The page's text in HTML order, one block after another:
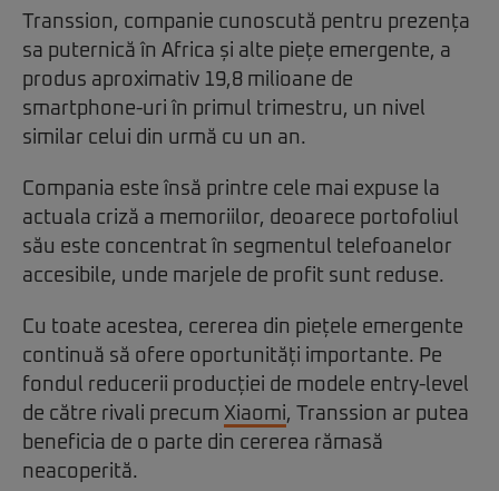
Transsion, companie cunoscută pentru prezența
sa puternică în Africa și alte piețe emergente, a
produs aproximativ 19,8 milioane de
smartphone-uri în primul trimestru, un nivel
similar celui din urmă cu un an.
Compania este însă printre cele mai expuse la
actuala criză a memoriilor, deoarece portofoliul
său este concentrat în segmentul telefoanelor
accesibile, unde marjele de profit sunt reduse.
Cu toate acestea, cererea din piețele emergente
continuă să ofere oportunități importante. Pe
fondul reducerii producției de modele entry-level
de către rivali precum Xiaomi, Transsion ar putea
beneficia de o parte din cererea rămasă
neacoperită.